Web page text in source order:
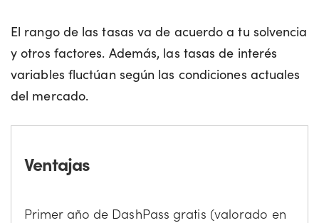
El rango de las tasas va de acuerdo a tu solvencia
y otros factores. Además, las tasas de interés
variables fluctúan según las condiciones actuales
del mercado.
Ventajas
Primer año de DashPass gratis (valorado en